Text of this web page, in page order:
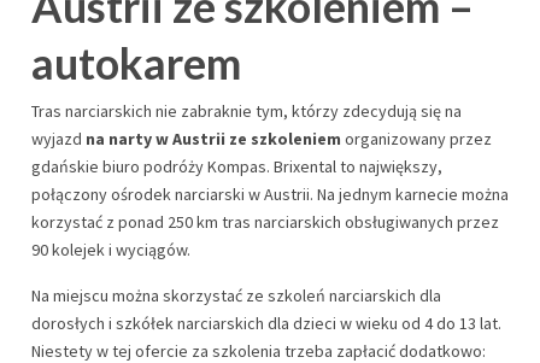
autokarem
Tras narciarskich nie zabraknie tym, którzy zdecydują się na
wyjazd na narty w Austrii ze szkoleniem organizowany przez
gdańskie biuro podróży Kompas. Brixental to największy,
połączony ośrodek narciarski w Austrii. Na jednym karnecie można
korzystać z ponad 250 km tras narciarskich obsługiwanych przez
90 kolejek i wyciągów.
Na miejscu można skorzystać ze szkoleń narciarskich dla
dorosłych i szkółek narciarskich dla dzieci w wieku od 4 do 13 lat.
Niestety w tej ofercie za szkolenia trzeba zapłacić dodatkowo: